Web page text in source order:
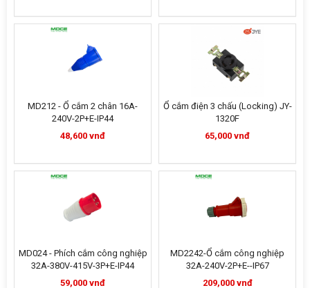
MD212 - Ổ cắm 2 chân 16A-
240V-2P+E-IP44
48,600 vnđ
Ổ cắm điện 3 chấu (Locking) JY-
1320F
65,000 vnđ
MD024 - Phích cắm công nghiệp
32A-380V-415V-3P+E-IP44
59,000 vnđ
MD2242-Ổ cắm công nghiệp
32A-240V-2P+E--IP67
209,000 vnđ